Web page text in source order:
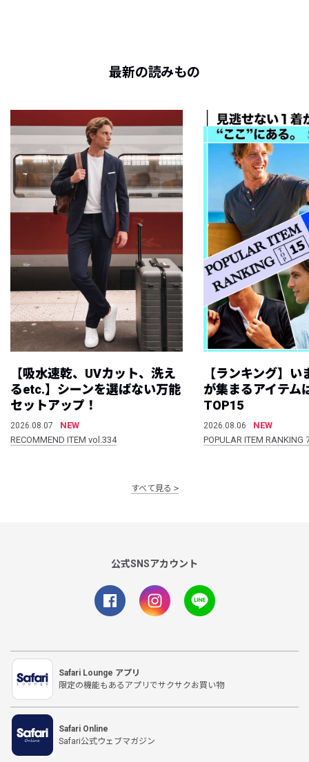
最新の読みもの
【吸水速乾、UVカット、洗え
るetc.】シーンを選ばない万能
セットアップ！
2026.08.07
NEW
RECOMMEND ITEM vol.334
【ランキング】
が集まるアイテム
TOP15
2026.08.06
NEW
POPULAR ITEM
すべて見る
公式SNSアカウント
Safari Lounge アプリ
限定の機能もあるアプリでサクサクお買い物
Safari Online
Safari公式ウェブマガジン